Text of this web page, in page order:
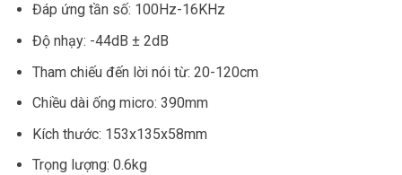
Đáp ứng tần số: 100Hz-16KHz
Độ nhạy: -44dB ± 2dB
Tham chiếu đến lời nói từ: 20-120cm
Chiều dài ống micro: 390mm
Kích thước: 153x135x58mm
Trọng lượng: 0.6kg